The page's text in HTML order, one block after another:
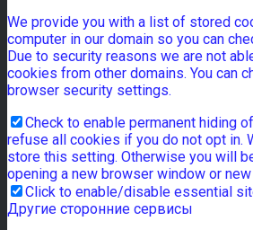
We provide you with a list of stored
computer in our domain so you can
Due to security reasons we are not
cookies from other domains. You can
browser security settings.
Check to enable permanent hiding
refuse all cookies if you do not opt in.
store this setting. Otherwise you will
opening a new browser window or new
Click to enable/disable essential
Другие сторонние сервисы